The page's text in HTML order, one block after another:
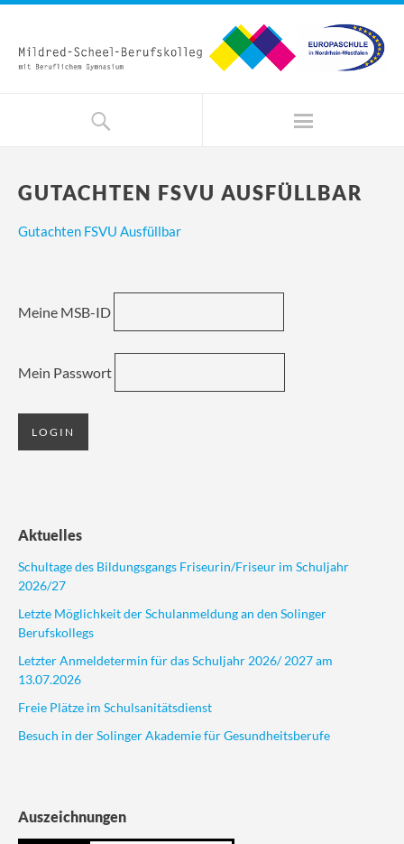
GUTACHTEN FSVU AUSFÜLLBAR
Gutachten FSVU Ausfüllbar
Meine MSB-ID
Mein Passwort
Aktuelles
Schultage des Bildungsgangs Friseurin/Friseur im Schuljahr
2026/27
Letzte Möglichkeit der Schulanmeldung an den Solinger
Berufskollegs
Letzter Anmeldetermin für das Schuljahr 2026/ 2027 am
13.07.2026
Freie Plätze im Schulsanitätsdienst
Besuch in der Solinger Akademie für Gesundheitsberufe
Auszeichnungen